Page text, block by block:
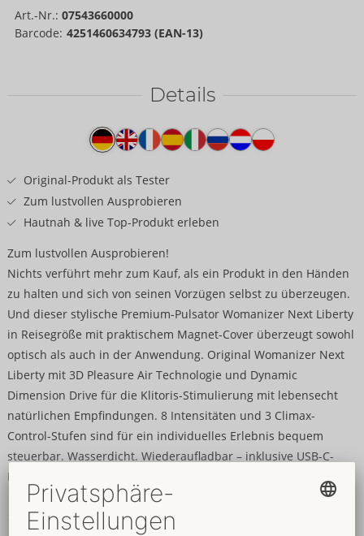
Art.-Nr.: 07543660000
Barcode: 4251460634793 (EAN-13)
Details
Produkttext
Original-Produkt als Tester
Zum lustvollen Ausprobieren
Hautnah & live Top-Produkt erleben
Zum lustvollen Ausprobieren!
Nichts verführt mehr zum Kauf, als ein Produkt in den Händen
zu halten und sich von seinen Vorzügen selbst zu überzeugen.
Und dieser stylische Premium-Pulsator Womanizer Next Liberty
in Reisegröße mit praktischem Magnet-Cover überzeugt sowohl
optisch als auch in der Anwendung. Original Womanizer Next
Liberty mit 3D Pleasure Air Technologie und Dynamic
Dimension Drive für die Klitoris-Stimulierung mit lebensecht
natürlichen Empfindungen. 8 Intensitäten und 3 Climax-
Control-Stufen sind für ein individuelles Erlebnis bequem
steuerbar. Wasserdicht. Wiederaufladbar – inklusive USB-C-
Ladekabel.
12 cm x 6 cm x 5 cm.